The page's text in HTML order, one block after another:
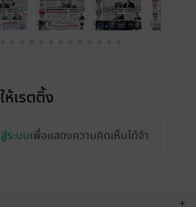
ห้เรตติ้ง
ระบบเพื่อแสดงความคิดเห็นได้จ้า
+